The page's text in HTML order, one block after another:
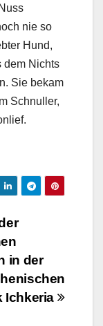
nie so
Hund,
dem Nichts
Sie bekam
Schnuller,
in der
Ichkeria